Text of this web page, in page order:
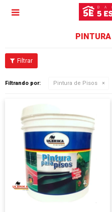

Filtrando por: Pintura de Pisos